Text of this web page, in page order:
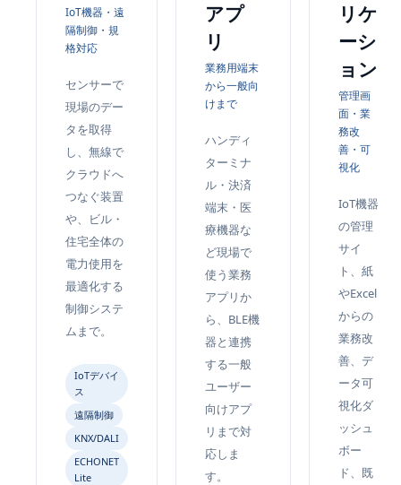
IoT機器・遠
隔制御・規
格対応
センサーで
現場のデー
タを取得
し、無線で
クラウドへ
つなぐ装置
や、ビル・
住宅全体の
電力使用を
最適化する
制御システ
ムまで。
IoTデバイ
ス
遠隔制御
KNX/DALI
ECHONET
Lite
アプ
リ
業務用端末
から一般向
けまで
ハンディ
ターミナ
ル・決済
端末・医
療機器な
ど現場で
使う業務
アプリか
ら、BLE機
器と連携
する一般
ユーザー
向けアプ
リまで対
応しま
す。
リケ
ーシ
ョン
管理画
面・業
務改
善・可
視化
IoT機器
の管理
サイ
ト、紙
やExcel
からの
業務改
善、デ
ータ可
視化ダ
ッシュ
ボー
ド、既